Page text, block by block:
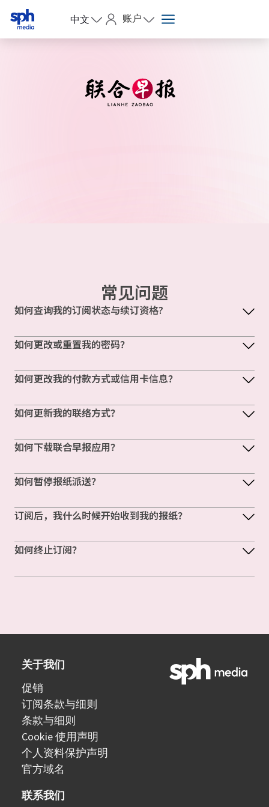
中文 账户
常见问题
如何查询我的订阅状态与续订资格?
如何更改或重置我的密码？
如何更改我的付款方式或信用卡信息？
如何更新我的联络方式？
如何下载联合早报应用？
如何暂停报纸派送？
订阅后，我什么时候开始收到我的报纸？
如何终止订阅？
关于我们
促销
订阅条款与细则
条款与细则
Cookie 使用声明
个人资料保护声明
官方域名
联系我们